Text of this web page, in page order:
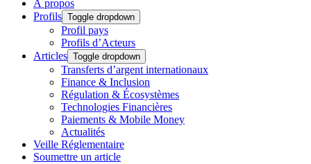
À propos
Profils Toggle dropdown
Profil pays
Profils d’Acteurs
Articles Toggle dropdown
Transferts d’argent internationaux
Finance & Inclusion
Régulation & Écosystèmes
Technologies Financières
Paiements & Mobile Money
Actualités
Veille Réglementaire
Soumettre un article